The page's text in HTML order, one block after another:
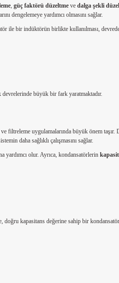
, güç faktörü düzeltme ve dalga şekli
dengelemeye yardımcı olmasını sağlar.
ile bir indüktörün birlikte kullanılması,
büyük bir fark yaratmaktadır.
uygulamalarında büyük önem taşır.
daha sağlıklı çalışmasını sağlar.
yardımcı olur. Ayrıca, kondansatörlerin
kapasitans değerine sahip bir